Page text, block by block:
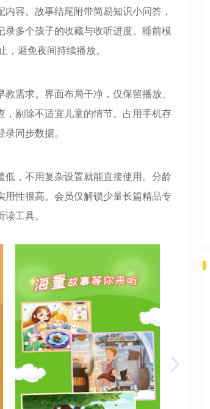
容。故事结尾附带简易知识小问答，
多个孩子的收藏与收听进度。睡前模
，避免夜间持续播放。
需求。界面布局干净，仅保留播放、
剔除不适宜儿童的情节。占用手机存
同步数据。
，不用复杂设置就能直接使用。分龄
性很高。会员仅解锁少量长篇精品专
工具。